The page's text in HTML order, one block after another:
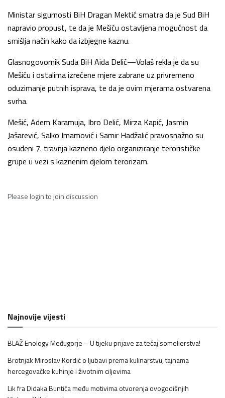
Ministar sigurnosti BiH Dragan Mektić smatra da je Sud BiH
napravio propust, te da je Mešiću ostavljena mogućnost da
smišlja način kako da izbjegne kaznu.
Glasnogovornik Suda BiH Aida Delić—Volaš rekla je da su
Mešiću i ostalima izrečene mjere zabrane uz privremeno
oduzimanje putnih isprava, te da je ovim mjerama ostvarena
svrha.
Mešić, Adem Karamuja, Ibro Delić, Mirza Kapić, Jasmin
Jašarević, Salko Imamović i Samir Hadžalić pravosnažno su
osuđeni 7. travnja kazneno djelo organiziranje terorističke
grupe u vezi s kaznenim djelom terorizam.
Please loginto join discussion
Najnovije vijesti
BLAŽ Enology Međugorje – U tijeku prijave za tečaj somelierstva!
Brotnjak Miroslav Kordić o ljubavi prema kulinarstvu, tajnama
hercegovačke kuhinje i životnim ciljevima
Lik fra Didaka Buntića među motivima otvorenja ovogodišnjih